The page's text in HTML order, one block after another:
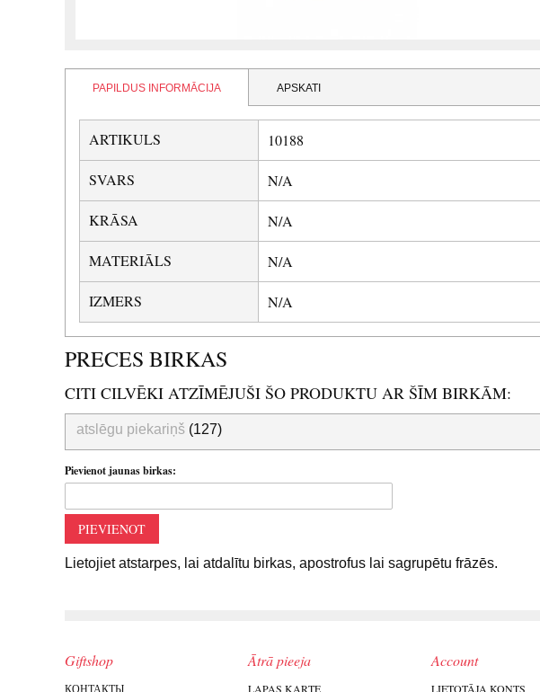
PAPILDUS INFORMĀCIJA APSKATI
ARTIKULS 10188
SVARS N/A
KRĀSA N/A
MATERIĀLS N/A
IZMERS N/A
PRECES BIRKAS
CITI CILVĒKI ATZĪMĒJUŠI ŠO PRODUKTU AR ŠĪM BIRKĀM:
atslēgu piekariņš (127)
Pievienot jaunas birkas:
PIEVIENOT
Lietojiet atstarpes, lai atdalītu birkas, apostrofus lai sagrupētu frāzēs.
Giftshop
КОНТАКТЫ
Ātrā pieeja
LAPAS KARTE
Account
LIETOTĀJA KONTS